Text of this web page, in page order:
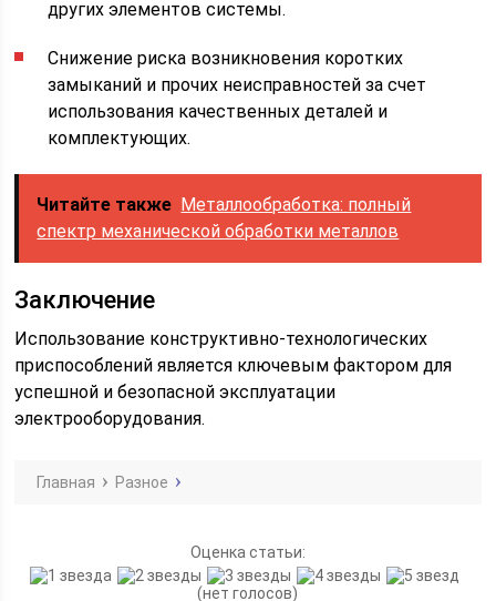
других элементов системы.
Снижение риска возникновения коротких
замыканий и прочих неисправностей за счет
использования качественных деталей и
комплектующих.
Читайте также Металлообработка: полный
спектр механической обработки металлов
Заключение
Использование конструктивно-технологических
приспособлений является ключевым фактором для
успешной и безопасной эксплуатации
электрооборудования.
Главная Разное
Оценка статьи:
(нет голосов)